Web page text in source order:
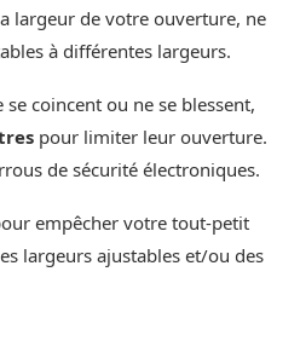
largeur de votre ouverture, ne
à différentes largeurs.
coincent ou ne se blessent,
pour limiter leur ouverture.
de sécurité électroniques.
empêcher votre tout-petit
largeurs ajustables et/ou des